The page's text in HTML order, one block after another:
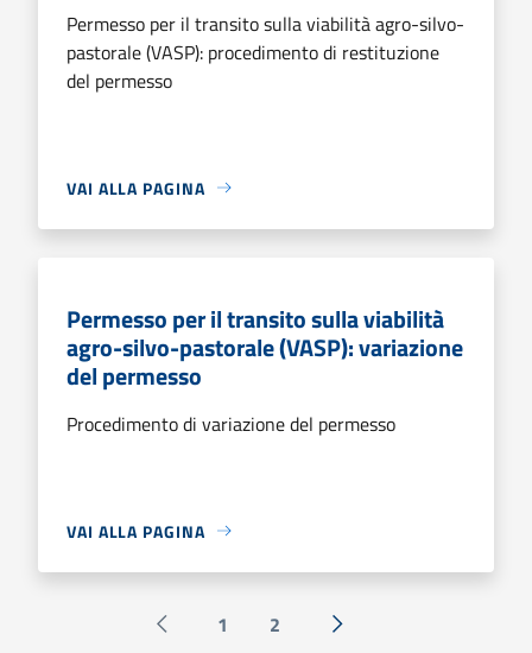
Permesso per il transito sulla viabilità agro-silvo-
pastorale (VASP): procedimento di restituzione
del permesso
VAI ALLA PAGINA
Permesso per il transito sulla viabilità
agro-silvo-pastorale (VASP): variazione
del permesso
Procedimento di variazione del permesso
VAI ALLA PAGINA
Pagina precedente
1 2 Successiva »